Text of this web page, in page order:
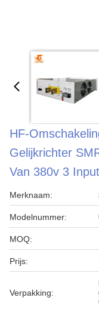
HF-
Gelijkrichter
Van 380v 3 Input
Merknaam:
Modelnummer:
MOQ:
Prijs:
Verpakking: